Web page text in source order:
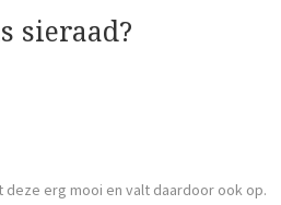
sieraad?
erg mooi en valt daardoor ook op.